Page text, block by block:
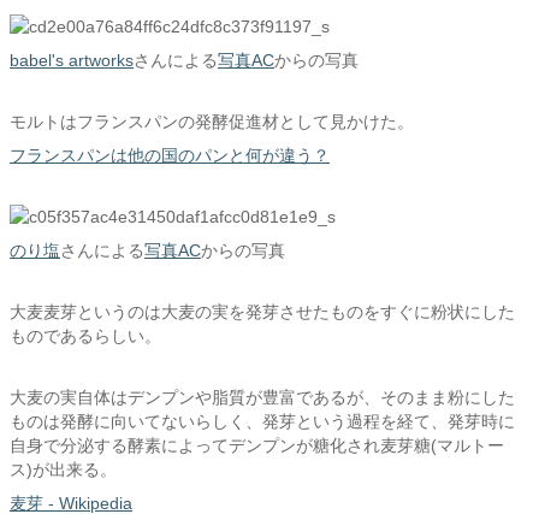
babel's artworksさんによる写真ACからの写真
モルトはフランスパンの発酵促進材として見かけた。
フランスパンは他の国のパンと何が違う？
のり塩さんによる写真ACからの写真
大麦麦芽というのは大麦の実を発芽させたものをすぐに粉状にした
ものであるらしい。
大麦の実自体はデンプンや脂質が豊富であるが、そのまま粉にした
ものは発酵に向いてないらしく、発芽という過程を経て、発芽時に
自身で分泌する酵素によってデンプンが糖化され麦芽糖(マルトー
ス)が出来る。
麦芽 - Wikipedia